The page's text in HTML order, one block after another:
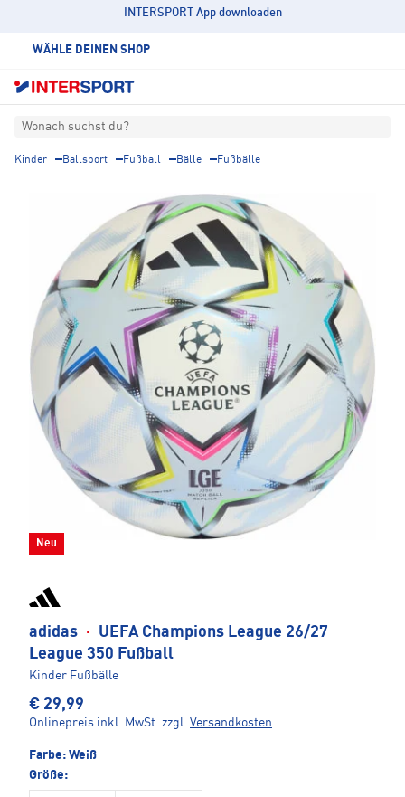
INTERSPORT App downloaden
WÄHLE DEINEN SHOP
Wonach suchst du?
Kinder Ballsport Fußball Bälle Fußbälle
Neu
adidas ·
UEFA Champions League 26/27
League 350 Fußball
Kinder Fußbälle
€ 29,99
Onlinepreis inkl. MwSt. zzgl. Versandkosten
Farbe: Weiß
Größe: